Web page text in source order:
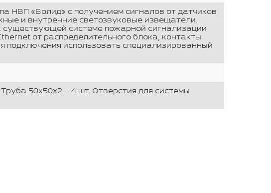
НВП «Болид» с получением сигналов от датчиков
и внутренние светозвуковые извещатели.
системе пожарной сигнализации
от распределительного блока, контакты
использовать специализированный
50х50х2 – 4 шт. Отверстия для системы